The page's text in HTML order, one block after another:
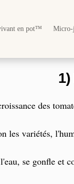
en pot™
des
les variétés,
se gonfle et